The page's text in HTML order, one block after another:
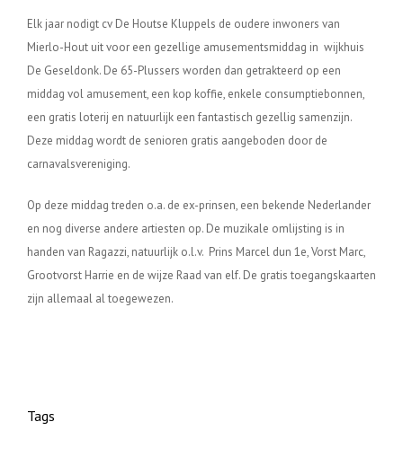
Elk jaar nodigt cv De Houtse Kluppels de oudere inwoners van
Mierlo-Hout uit voor een gezellige amusementsmiddag in wijkhuis
De Geseldonk. De 65-Plussers worden dan getrakteerd op een
middag vol amusement, een kop koffie, enkele consumptiebonnen,
een gratis loterij en natuurlijk een fantastisch gezellig samenzijn.
Deze middag wordt de senioren gratis aangeboden door de
carnavalsvereniging.
Op deze middag treden o.a. de ex-prinsen, een bekende Nederlander
en nog diverse andere artiesten op. De muzikale omlijsting is in
handen van Ragazzi, natuurlijk o.l.v. Prins Marcel dun 1e, Vorst Marc,
Grootvorst Harrie en de wijze Raad van elf. De gratis toegangskaarten
zijn allemaal al toegewezen.
Tags